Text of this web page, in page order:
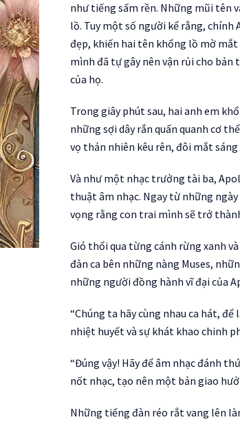
như tiếng sấm rền. Những mũi tên
lồ. Tuy một số người kể rằng,
đẹp, khiến hai tên khổng lồ mờ mắt
mình đã tự gây nên vận rủi cho bản
của họ.
Trong giây phút sau, hai anh em
những sợi dây rắn quấn quanh cơ
vọ thản nhiên kêu rên, đôi mắt sáng
Và như một nhạc trưởng tài ba,
thuật âm nhạc. Ngay từ những
vọng rằng con trai mình sẽ trở
Gió thổi qua từng cánh rừng xanh
đàn ca bên những nàng Muses,
những người đồng hành vĩ đại của
“Chúng ta hãy cùng nhau ca hát,
nhiệt huyết và sự khát khao chinh
“Đúng vậy! Hãy để âm nhạc đánh
nốt nhạc, tạo nên một bản giao
Những tiếng đàn réo rắt vang lên